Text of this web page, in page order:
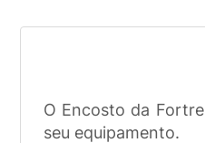
O Encosto da
seu equipamento.